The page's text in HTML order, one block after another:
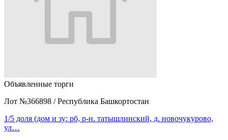
Объявленные торги
Лот №366898 / Республика Башкортостан
1/5 доля (дом и зу: рб, р-н. татышлинский, д. новочукурово,
ул…